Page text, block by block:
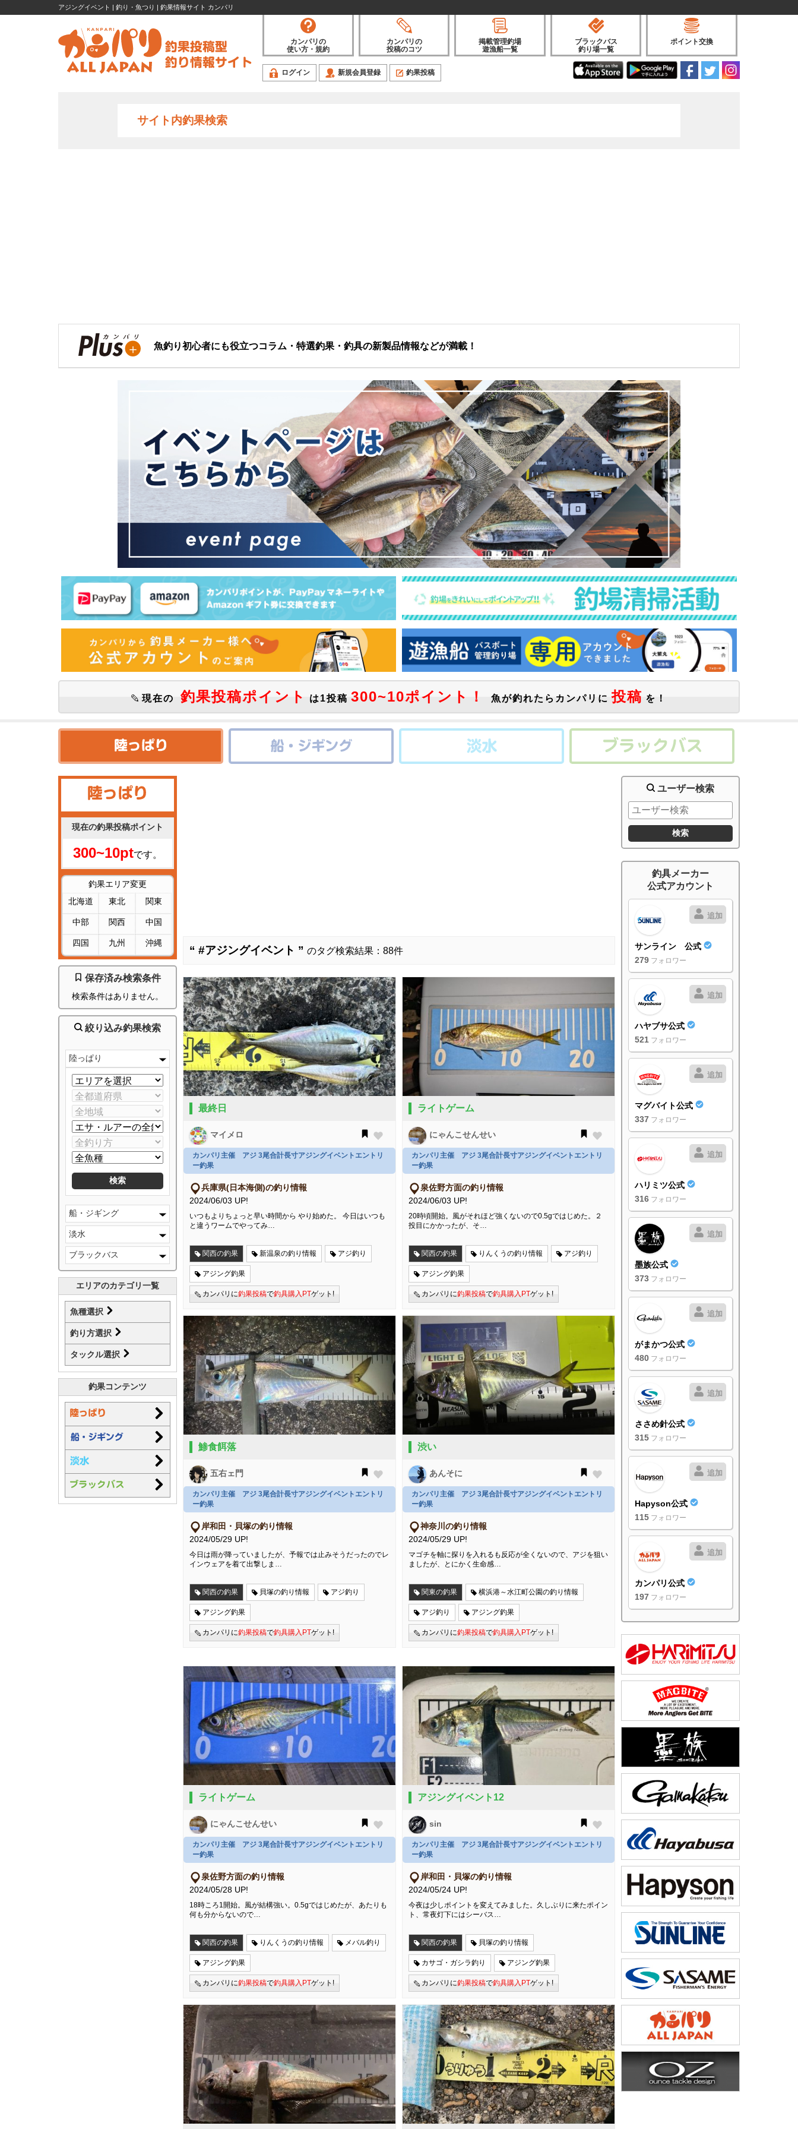
アジングイベント | 釣り・魚つり | 釣果情報サイト カンパリ
カンパリの
使い方・規約
カンパリの
投稿のコツ
掲載管理釣場
遊漁船一覧
ブラックバス
釣り場一覧
ポイント交換
ログイン 新規会員登録 釣果投稿
サイト内釣果検索
魚釣り初心者にも役立つコラム・特選釣果・釣具の新製品情報などが満載！
現在の 釣果投稿ポイント は1投稿 300~10ポイント！ 魚が釣れたらカンパリに 投稿 を！
現在の釣果投稿ポイント
300~10ptです。
釣果エリア変更
北海道
東北 関東
中部 関西 中国
四国 九州 沖縄
保存済み検索条件
検索条件はありません。
絞り込み釣果検索
陸っぱり
船・ジギング
淡水
ブラックバス
エリアのカテゴリ一覧
魚種選択
釣り方選択
タックル選択
釣果コンテンツ
“ #アジングイベント ” のタグ検索結果：88件
最終日
マイメロ
カンパリ主催 アジ 3尾合計長寸アジングイベントエントリ
ー釣果
兵庫県(日本海側)の釣り情報
2024/06/03 UP!
いつもよりちょっと早い時間から やり始めた。 今日はいつも
と違うワームでやってみ…
関西の釣果 新温泉の釣り情報 アジ釣り
アジング釣果
カンパリに釣果投稿で釣具購入PTゲット!
ライトゲーム
にゃんこせんせい
カンパリ主催 アジ 3尾合計長寸アジングイベントエントリ
ー釣果
泉佐野方面の釣り情報
2024/06/03 UP!
20時頃開始。風がそれほど強くないので0.5gではじめた。２
投目にかかったが、そ…
関西の釣果 りんくうの釣り情報 アジ釣り
アジング釣果
カンパリに釣果投稿で釣具購入PTゲット!
鯵食餌落
五右ェ門
カンパリ主催 アジ 3尾合計長寸アジングイベントエントリ
ー釣果
岸和田・貝塚の釣り情報
2024/05/29 UP!
今日は雨が降っていましたが、予報では止みそうだったのでレ
インウェアを着て出撃しま…
関西の釣果 貝塚の釣り情報 アジ釣り
アジング釣果
カンパリに釣果投稿で釣具購入PTゲット!
渋い
あんそに
カンパリ主催 アジ 3尾合計長寸アジングイベントエントリ
ー釣果
神奈川の釣り情報
2024/05/29 UP!
マゴチを軸に探りを入れるも反応が全くないので、アジを狙い
ましたが、とにかく生命感…
関東の釣果 横浜港～水江町公園の釣り情報
アジ釣り アジング釣果
カンパリに釣果投稿で釣具購入PTゲット!
ライトゲーム
にゃんこせんせい
カンパリ主催 アジ 3尾合計長寸アジングイベントエントリ
ー釣果
泉佐野方面の釣り情報
2024/05/28 UP!
18時ころ1開始。風が結構強い。0.5gではじめたが、あたりも
何も分からないので…
関西の釣果 りんくうの釣り情報 メバル釣り
アジング釣果
カンパリに釣果投稿で釣具購入PTゲット!
アジングイベント12
sin
カンパリ主催 アジ 3尾合計長寸アジングイベントエントリ
ー釣果
岸和田・貝塚の釣り情報
2024/05/24 UP!
今夜は少しポイントを変えてみました。久しぶりに来たポイン
ト、常夜灯下にはシーバス…
関西の釣果 貝塚の釣り情報
カサゴ・ガシラ釣り アジング釣果
カンパリに釣果投稿で釣具購入PTゲット!
ユーザー検索
釣具メーカー
公式アカウント
追加
サンライン 公式
279 フォロワー
追加
ハヤブサ公式
521 フォロワー
追加
マグバイト公式
337 フォロワー
追加
ハリミツ公式
316 フォロワー
追加
墨族公式
373 フォロワー
追加
がまかつ公式
480 フォロワー
追加
ささめ針公式
315 フォロワー
追加
Hapyson公式
115 フォロワー
追加
カンパリ公式
197 フォロワー